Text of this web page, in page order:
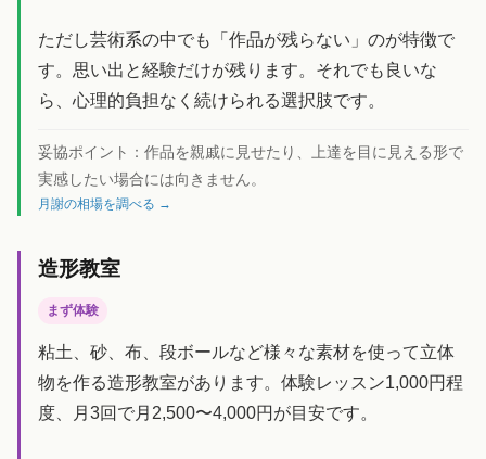
ただし芸術系の中でも「作品が残らない」のが特徴で
す。思い出と経験だけが残ります。それでも良いな
ら、心理的負担なく続けられる選択肢です。
妥協ポイント： 作品を親戚に見せたり、上達を目に見える形で
実感したい場合には向きません。
月謝の相場を調べる →
造形教室
まず体験
粘土、砂、布、段ボールなど様々な素材を使って立体
物を作る造形教室があります。体験レッスン1,000円程
度、月3回で月2,500〜4,000円が目安です。